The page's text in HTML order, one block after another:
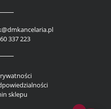
337 223
sklepu